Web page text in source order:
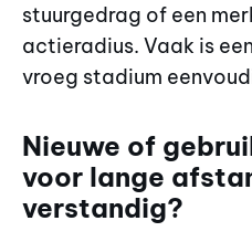
stuurgedrag of een
actieradius. Vaak is
vroeg stadium
Nieuwe of
voor lange
verstandig?